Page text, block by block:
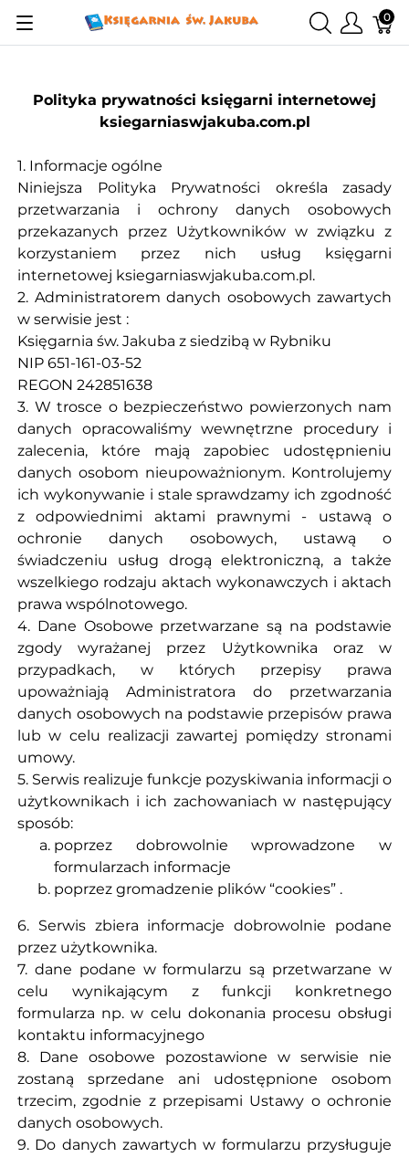
0
Polityka prywatności księgarni internetowej
ksiegarniaswjakuba.com.pl
1. Informacje ogólne
Niniejsza Polityka Prywatności określa zasady
przetwarzania i ochrony danych osobowych
przekazanych przez Użytkowników w związku z
korzystaniem przez nich usług księgarni
internetowej ksiegarniaswjakuba.com.pl.
2. Administratorem danych osobowych zawartych
w serwisie jest :
Księgarnia św. Jakuba z siedzibą w Rybniku
NIP 651-161-03-52
REGON 242851638
3. W trosce o bezpieczeństwo powierzonych nam
danych opracowaliśmy wewnętrzne procedury i
zalecenia, które mają zapobiec udostępnieniu
danych osobom nieupoważnionym. Kontrolujemy
ich wykonywanie i stale sprawdzamy ich zgodność
z odpowiednimi aktami prawnymi - ustawą o
ochronie danych osobowych, ustawą o
świadczeniu usług drogą elektroniczną, a także
wszelkiego rodzaju aktach wykonawczych i aktach
prawa wspólnotowego.
4. Dane Osobowe przetwarzane są na podstawie
zgody wyrażanej przez Użytkownika oraz w
przypadkach, w których przepisy prawa
upoważniają Administratora do przetwarzania
danych osobowych na podstawie przepisów prawa
lub w celu realizacji zawartej pomiędzy stronami
umowy.
5. Serwis realizuje funkcje pozyskiwania informacji o
użytkownikach i ich zachowaniach w następujący
sposób:
poprzez dobrowolnie wprowadzone w
formularzach informacje
poprzez gromadzenie plików “cookies” .
6. Serwis zbiera informacje dobrowolnie podane
przez użytkownika.
7. dane podane w formularzu są przetwarzane w
celu wynikającym z funkcji konkretnego
formularza np. w celu dokonania procesu obsługi
kontaktu informacyjnego
8. Dane osobowe pozostawione w serwisie nie
zostaną sprzedane ani udostępnione osobom
trzecim, zgodnie z przepisami Ustawy o ochronie
danych osobowych.
9. Do danych zawartych w formularzu przysługuje